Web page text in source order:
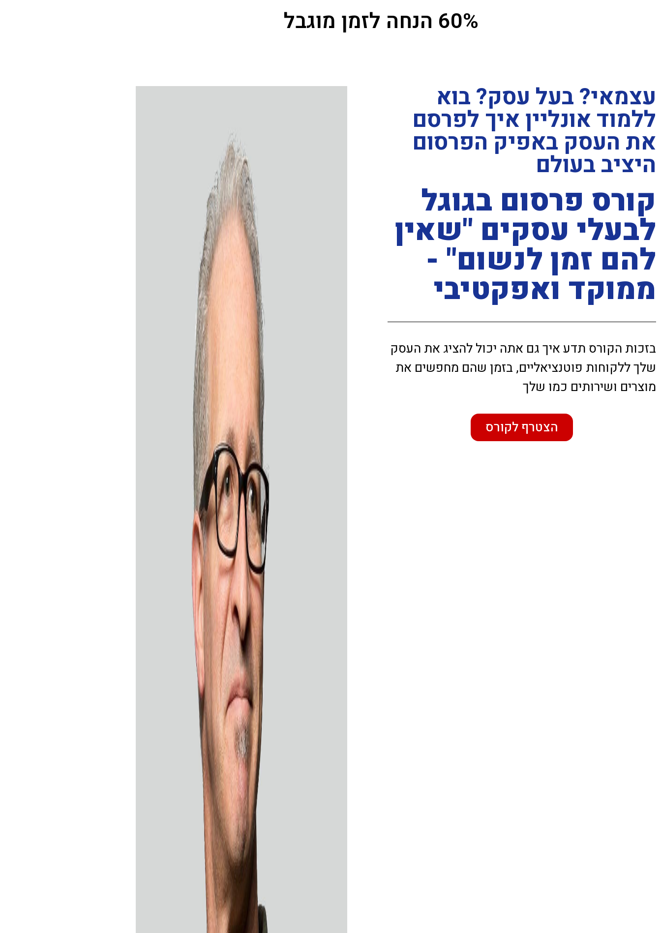
60% הנחה לזמן מוגבל
עצמאי? בעל עסק? בוא
ללמוד אונליין איך לפרסם
את העסק באפיק הפרסום
היציב בעולם
קורס פרסום בגוגל
לבעלי עסקים "שאין
להם זמן לנשום" -
ממוקד ואפקטיבי
בזכות הקורס תדע איך גם אתה יכול להציג את העסק
שלך ללקוחות פוטנציאליים, בזמן שהם מחפשים את
מוצרים ושירותים כמו שלך
הצטרף לקורס